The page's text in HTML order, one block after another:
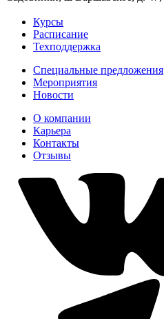
Курсы
Расписание
Техподдержка
Специальные предложения
Мероприятия
Новости
О компании
Карьера
Контакты
Отзывы